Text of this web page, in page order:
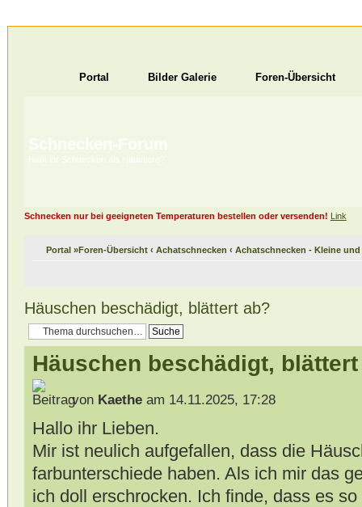
Portal Bilder Galerie Foren-Übersicht
Schnecken-Forum
Habt ihr Schnecken als Haustiere?
Schnecken nur bei geeigneten Temperaturen bestellen oder versenden! Link
Portal»Foren-Übersicht ‹ Achatschnecken ‹ Achatschnecken - Kleine
Häuschen beschädigt, blättert ab?
Häuschen beschädigt,
von Kaetheam 14.11.2025, 17:28
Hallo ihr Lieben.
Mir ist neulich aufgefallen, dass die
farbunterschiede haben. Als ich mir das
ich doll erschrocken. Ich finde, dass es